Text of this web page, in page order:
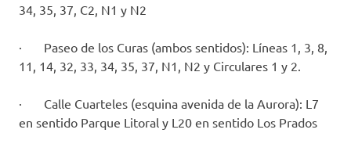
34, 35, 37, C2, N1 y N2
· Paseo de los Curas (ambos sentidos): Líneas 1, 3, 8,
11, 14, 32, 33, 34, 35, 37, N1, N2 y Circulares 1 y 2.
· Calle Cuarteles (esquina avenida de la Aurora): L7
en sentido Parque Litoral y L20 en sentido Los Prados